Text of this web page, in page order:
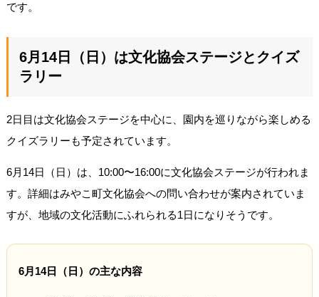
です。
6月14日（日）は文化協会ステージとクイズ
ラリー
2日目は文化協会ステージを中心に、園内を巡りながら楽しめる
クイズラリーも予定されています。
6月14日（日）は、10:00〜16:00に文化協会ステージが行われま
す。詳細はみやこ町文化協会への問い合わせが案内されていま
すが、地域の文化活動にふれられる1日になりそうです。
6月14日（日）の主な内容